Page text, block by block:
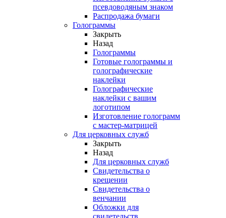
псевдоводяным знаком
Распродажа бумаги
Голограммы
Закрыть
Назад
Голограммы
Готовые голограммы и
голографические
наклейки
Голографические
наклейки с вашим
логотипом
Изготовление голограмм
с мастер-матрицей
Для церковных служб
Закрыть
Назад
Для церковных служб
Свидетельства о
крещении
Свидетельства о
венчании
Обложки для
свидетельств